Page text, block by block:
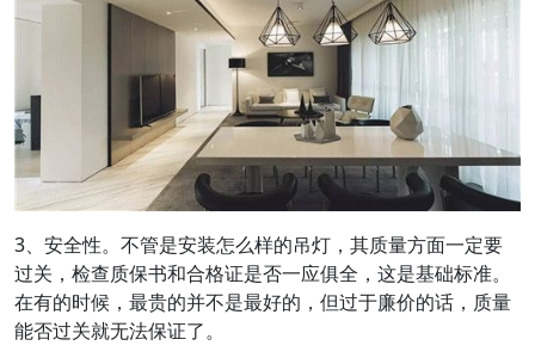
3、安全性。不管是安装怎么样的吊灯，其质量方面一定要
过关，检查质保书和合格证是否一应俱全，这是基础标准。
在有的时候，最贵的并不是最好的，但过于廉价的话，质量
能否过关就无法保证了。